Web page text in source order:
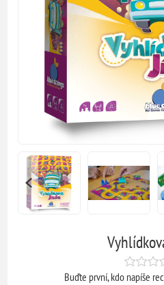
Buďte první, kdo napíše